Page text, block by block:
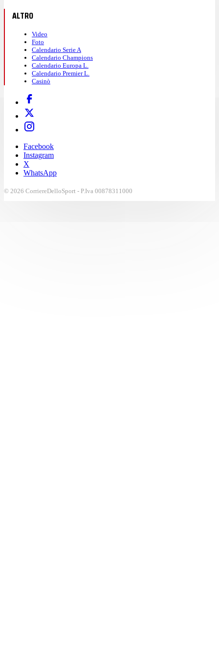
ALTRO
Video
Foto
Calendario Serie A
Calendario Champions
Calendario Europa L.
Calendario Premier L.
Casinò
Facebook
Instagram
X
WhatsApp
© 2026 CorriereDelloSport - P.Iva 00878311000